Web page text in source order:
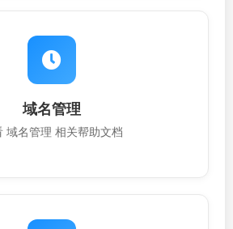
域名管理
域名管理 相关帮助文档